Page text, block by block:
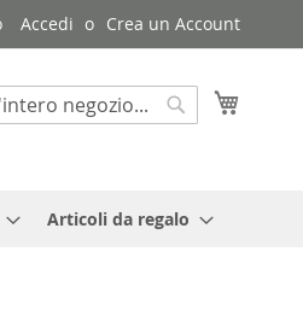
Accedi Crea un Account
Articoli da regalo